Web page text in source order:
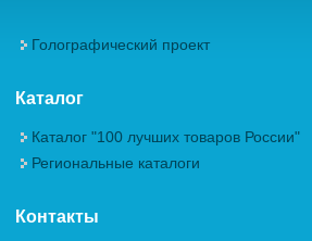
Голографический проект
Каталог
Каталог "100 лучших товаров России"
Региональные каталоги
Контакты